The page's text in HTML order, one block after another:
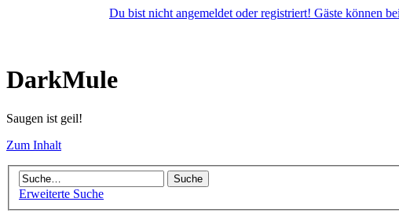
Du bist nicht angemeldet oder registriert! Gäste können
DarkMule
Saugen ist geil!
Zum Inhalt
Erweiterte Suche